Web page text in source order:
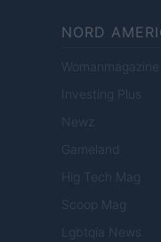
NORD
Womanmagazine
Investing Plus
Newz
Gameland
Hig Tech Mag
Scoop Mag
Lgbtqia News